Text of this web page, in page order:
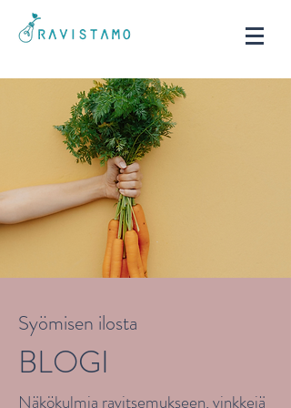
Syömisen ilosta
BLOGI
Näkökulmia ravitsemukseen, vinkkejä